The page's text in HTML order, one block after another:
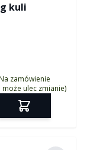
kuli
zamówienie
może ulec zmianie)